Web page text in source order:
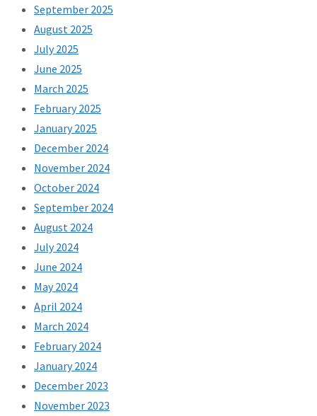
September 2025
August 2025
July 2025
June 2025
March 2025
February 2025
January 2025
December 2024
November 2024
October 2024
September 2024
August 2024
July 2024
June 2024
May 2024
April 2024
March 2024
February 2024
January 2024
December 2023
November 2023